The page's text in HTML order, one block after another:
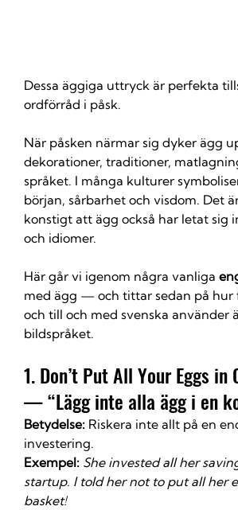
Dessa äggiga uttryck är perfekta
ordförråd i påsk.
När påsken närmar sig dyker ägg
dekorationer, traditioner,
språket. I många kulturer
början, sårbarhet och visdom. Det
konstigt att ägg också har letat sig
och idiomer.
Här går vi igenom några vanliga
med ägg — och tittar sedan på hur
och till och med svenska använder
bildspråket.
1. Don’t Put All Your Eggs in
— “Lägg inte alla ägg i en
Betydelse: Riskera inte allt på en
investering.
Exempel: She invested all her
startup. I told her not to put all her
basket!